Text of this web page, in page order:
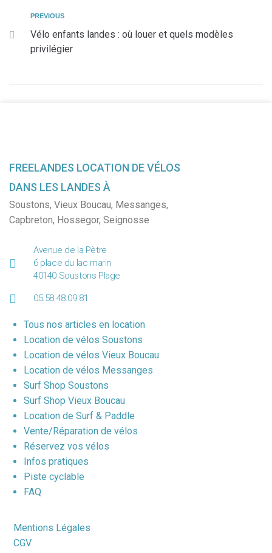
PREVIOUS
Vélo enfants landes : où louer et quels modèles
privilégier
FREELANDES LOCATION DE VÉLOS
DANS LES LANDES À
Soustons, Vieux Boucau, Messanges,
Capbreton, Hossegor, Seignosse
Avenue de la Pètre
6 place du lac marin
40140 Soustons Plage
05.58.48.09.81
Tous nos articles en location
Location de vélos Soustons
Location de vélos Vieux Boucau
Location de vélos Messanges
Surf Shop Soustons
Surf Shop Vieux Boucau
Location de Surf & Paddle
Vente/Réparation de vélos
Réservez vos vélos
Infos pratiques
Piste cyclable
FAQ
Mentions Légales
CGV